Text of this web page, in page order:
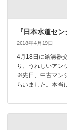
『日本水道セ
2018年4月19日
4月18日に給湯器
り、うれしいアン
※先日、中古マン
らいました。本当